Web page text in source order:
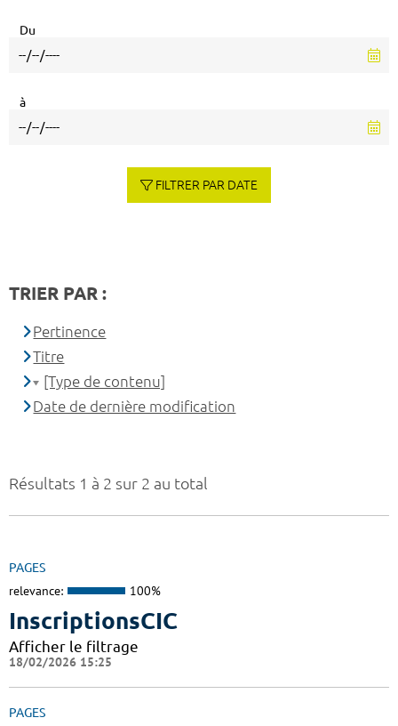
Résultats 1 à 2 sur 2 au total
PAGES
relevance: 100%
InscriptionsCIC
Afficher le filtrage
18/02/2026 15:25
PAGES
Du
à
FILTRER PAR DATE
TRIER PAR :
Pertinence
Titre
[Type de contenu]
Date de dernière modification